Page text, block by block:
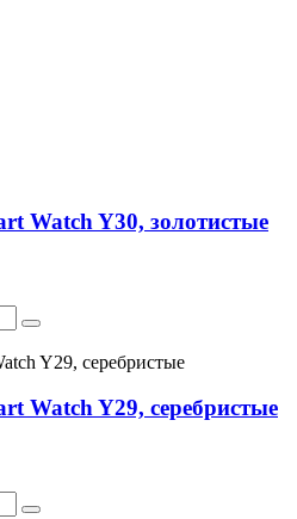
Watch Y30, золотистые
Watch Y29, серебристые